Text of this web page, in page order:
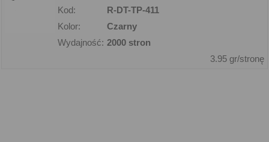
Kod:
R-DT-TP-411
Kolor:
Czarny
Wydajność: 2000 stron
3.95 gr/stronę